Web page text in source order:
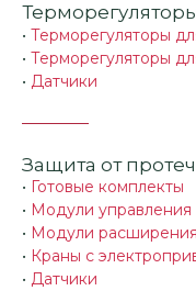
• Терморегуляторы
• Терморегуляторы
• Датчики
Защита от
• Готовые комплекты
• Модули управления
• Модули расширения
• Краны с
• Датчики